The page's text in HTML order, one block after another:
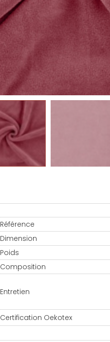
Référence
Dimension
Poids
Composition
Entretien
Certification Oekotex